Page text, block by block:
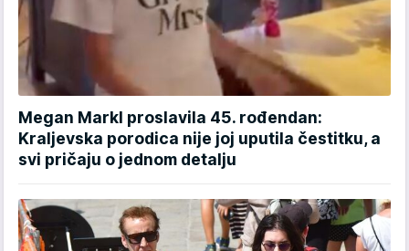
Megan Markl proslavila 45. rođendan:
Kraljevska porodica nije joj uputila čestitku, a
svi pričaju o jednom detalju